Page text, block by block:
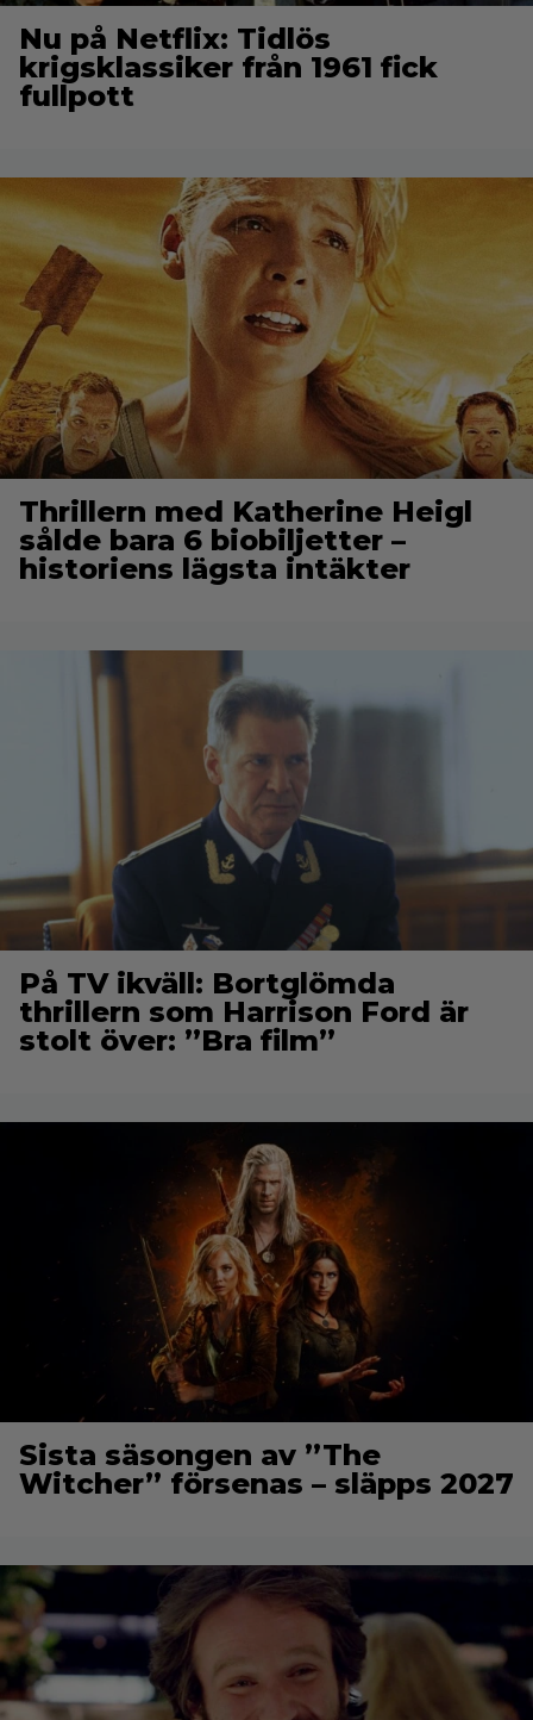
Nu på Netflix: Tidlös
krigsklassiker från 1961 fick
fullpott
Thrillern med Katherine Heigl
sålde bara 6 biobiljetter –
historiens lägsta intäkter
På TV ikväll: Bortglömda
thrillern som Harrison Ford är
stolt över: ”Bra film”
Sista säsongen av ”The
Witcher” försenas – släpps 2027